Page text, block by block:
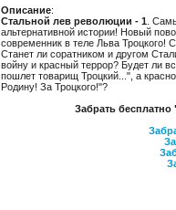
Описание:
Стальной лев революции - 1 .
альтернативной истории! Новый
современник в теле Льва Троцкого!
Станет ли соратником и другом
войну и красный террор? Будет ли
пошлет товарищ Троцкий...", а
Родину! За Троцкого!"?
Забрать